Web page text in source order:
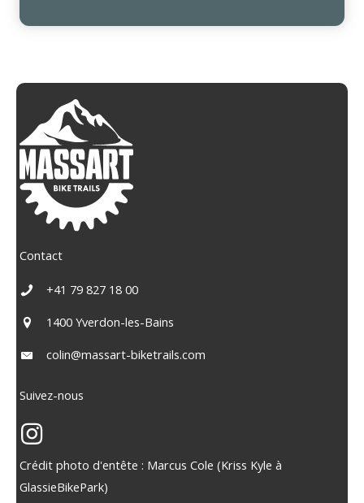
Contact
+41 79 827 18 00
1400 Yverdon-les-Bains
colin@massart-biketrails.com
Suivez-nous
Crédit photo d'entête : Marcus Cole (Kriss Kyle à
GlassieBikePark)